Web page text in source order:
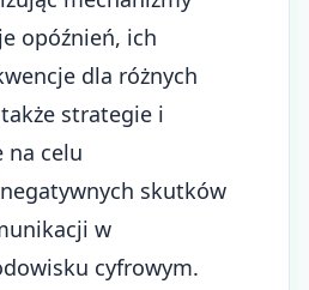
opóźnień, ich
dla różnych
strategie i
na celu
skutków
w
cyfrowym.